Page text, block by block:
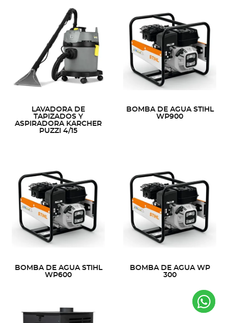
LAVADORA DE
TAPIZADOS Y
ASPIRADORA KARCHER
PUZZI 4/15
BOMBA DE AGUA STIHL
WP900
BOMBA DE AGUA STIHL
WP600
BOMBA DE AGUA WP
300